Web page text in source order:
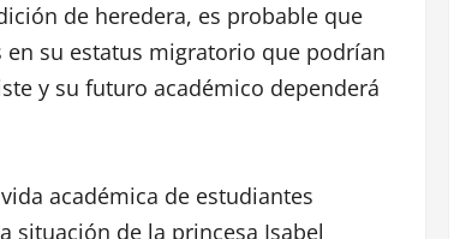
de heredera, es probable que
su estatus migratorio que podrían
y su futuro académico dependerá
académica de estudiantes
situación de la princesa Isabel